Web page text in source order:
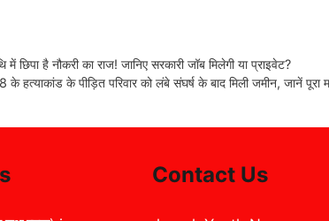
है नौकरी का राज! जानिए सरकारी जॉब मिलेगी या प्राइवेट?
के पीड़ित परिवार को लंबे संघर्ष के बाद मिली जमीन, जानें पूरा
Contact Us